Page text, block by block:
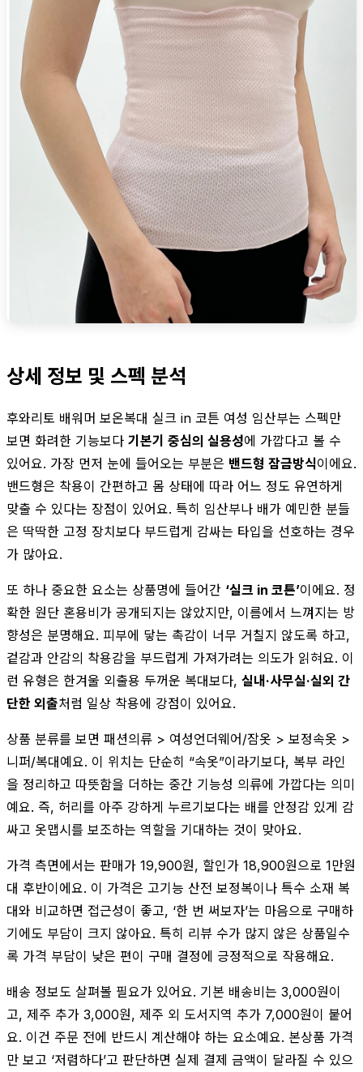
상세 정보 및 스펙 분석
후와리토 배워머 보온복대 실크 in 코튼 여성 임산부는 스펙만
보면 화려한 기능보다 기본기 중심의 실용성에 가깝다고 볼 수
있어요. 가장 먼저 눈에 들어오는 부분은 밴드형 잠금방식이에요.
밴드형은 착용이 간편하고 몸 상태에 따라 어느 정도 유연하게
맞출 수 있다는 장점이 있어요. 특히 임산부나 배가 예민한 분들
은 딱딱한 고정 장치보다 부드럽게 감싸는 타입을 선호하는 경우
가 많아요.
또 하나 중요한 요소는 상품명에 들어간 ‘실크 in 코튼’이에요. 정
확한 원단 혼용비가 공개되지는 않았지만, 이름에서 느껴지는 방
향성은 분명해요. 피부에 닿는 촉감이 너무 거칠지 않도록 하고,
겉감과 안감의 착용감을 부드럽게 가져가려는 의도가 읽혀요. 이
런 유형은 한겨울 외출용 두꺼운 복대보다, 실내·사무실·실외 간
단한 외출처럼 일상 착용에 강점이 있어요.
상품 분류를 보면 패션의류 > 여성언더웨어/잠옷 > 보정속옷 >
니퍼/복대예요. 이 위치는 단순히 “속옷”이라기보다, 복부 라인
을 정리하고 따뜻함을 더하는 중간 기능성 의류에 가깝다는 의미
예요. 즉, 허리를 아주 강하게 누르기보다는 배를 안정감 있게 감
싸고 옷맵시를 보조하는 역할을 기대하는 것이 맞아요.
가격 측면에서는 판매가 19,900원, 할인가 18,900원으로 1만원
대 후반이에요. 이 가격은 고기능 산전 보정복이나 특수 소재 복
대와 비교하면 접근성이 좋고, ‘한 번 써보자’는 마음으로 구매하
기에도 부담이 크지 않아요. 특히 리뷰 수가 많지 않은 상품일수
록 가격 부담이 낮은 편이 구매 결정에 긍정적으로 작용해요.
배송 정보도 살펴볼 필요가 있어요. 기본 배송비는 3,000원이
고, 제주 추가 3,000원, 제주 외 도서지역 추가 7,000원이 붙어
요. 이건 주문 전에 반드시 계산해야 하는 요소예요. 본상품 가격
만 보고 ‘저렴하다’고 판단하면 실제 결제 금액이 달라질 수 있으